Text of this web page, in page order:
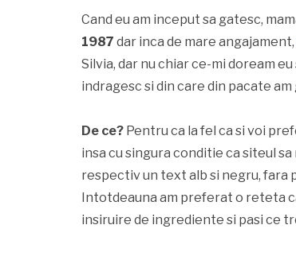
Cand eu am inceput sa gatesc,
1987 dar inca de mare angajament,
Silvia, dar nu chiar ce-mi doream eu
indragesc si din care din pacate
De ce? Pentru ca la fel ca si voi
insa cu singura conditie ca siteul
respectiv un text alb si negru, fara
Intotdeauna am preferat o reteta
insiruire de ingrediente si pasi ce